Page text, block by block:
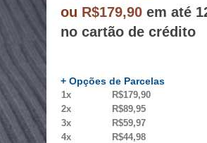
ou R$179,90 em até
no cartão de crédito
+ Opções de Parcelas
1x R$179,90
2x
R$89,95
3x
R$59,97
4x
R$44,98